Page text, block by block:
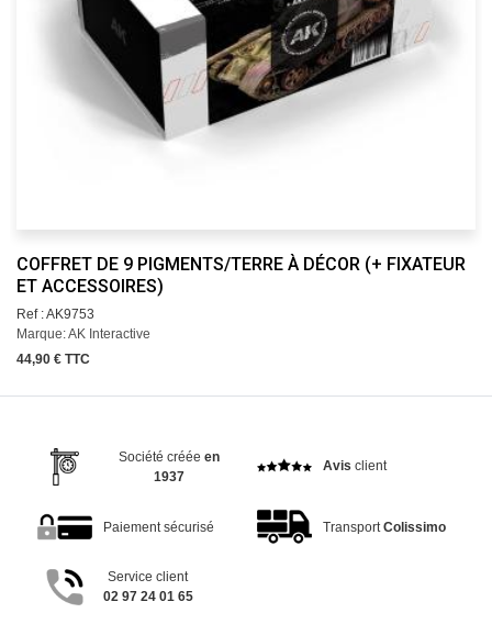
COFFRET DE 9 PIGMENTS/TERRE À DÉCOR (+ FIXATEUR
ET ACCESSOIRES)
Ref : AK9753
Marque: AK Interactive
44,90 € TTC
Société créée en
1937
Avis client
Paiement sécurisé Transport Colissimo
Service client
02 97 24 01 65